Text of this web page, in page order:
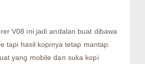
V08 ini jadi andalan buat dibawa
tapi hasil kopinya tetap mantap.
yang mobile dan suka kopi